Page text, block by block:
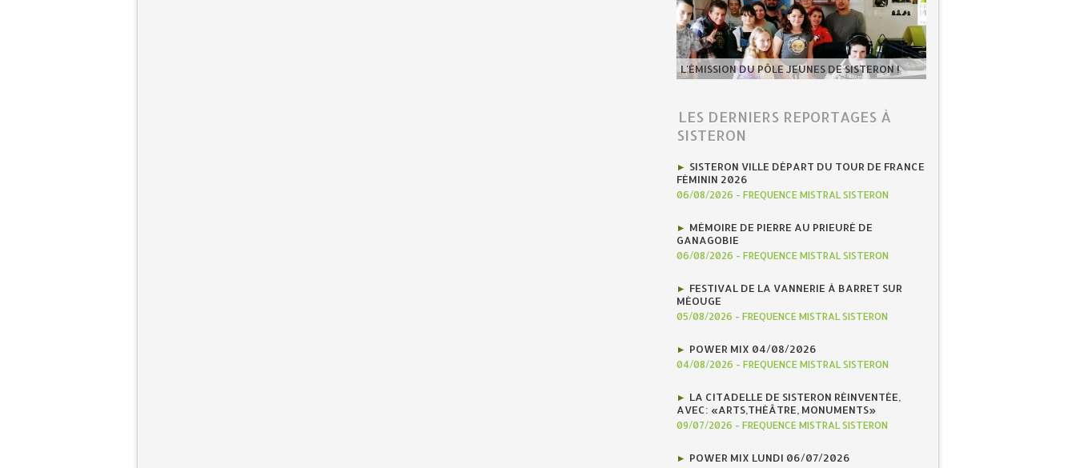
L'ÉMISSION DU PÔLE JEUNES DE SISTERON !
LES DERNIERS REPORTAGES À
SISTERON
SISTERON VILLE DÉPART DU TOUR DE FRANCE
FÉMININ 2026
06/08/2026 - FREQUENCE MISTRAL SISTERON
MÉMOIRE DE PIERRE AU PRIEURÉ DE
GANAGOBIE
06/08/2026 - FREQUENCE MISTRAL SISTERON
FESTIVAL DE LA VANNERIE À BARRET SUR
MÉOUGE
05/08/2026 - FREQUENCE MISTRAL SISTERON
POWER MIX 04/08/2026
04/08/2026 - FREQUENCE MISTRAL SISTERON
LA CITADELLE DE SISTERON RÉINVENTÉE,
AVEC: «ARTS,THÉÂTRE, MONUMENTS»
09/07/2026 - FREQUENCE MISTRAL SISTERON
POWER MIX LUNDI 06/07/2026